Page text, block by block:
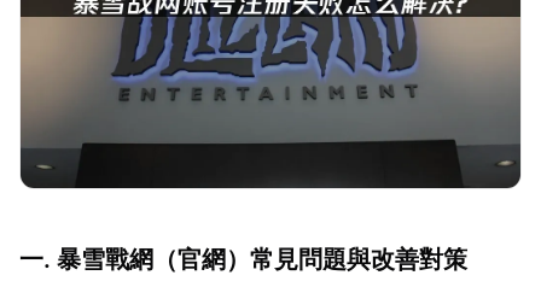
一. 暴雪戰網（官網）常見問題與改善對策